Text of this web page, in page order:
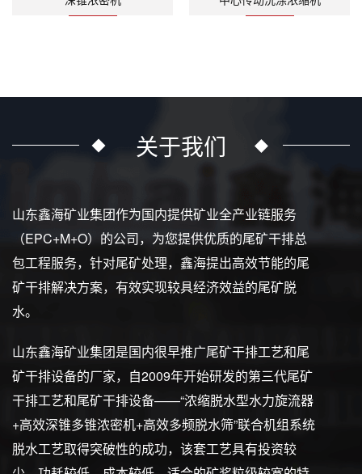
关于我们
山东鑫海矿业集团作为国内提供矿业全产业链服务
（EPC+M+O）的公司，为您提供优质的尾矿干排总
包工程服务，针对尾矿处理，鑫海提出高效节能的尾
矿干排解决方案，有效实现较具经济效益的尾矿脱
水。
山东鑫海矿业集团是国内很早推广尾矿干排工艺和尾
矿干排设备的厂家，自2009年开始研发的第三代尾矿
干排工艺和尾矿干排设备——“浓缩脱水型水力旋流器
+高效深锥多锥浓密机+高效多频脱水筛”联合机组系统
脱水工艺取得突破性的成功，该套工艺具有投资较